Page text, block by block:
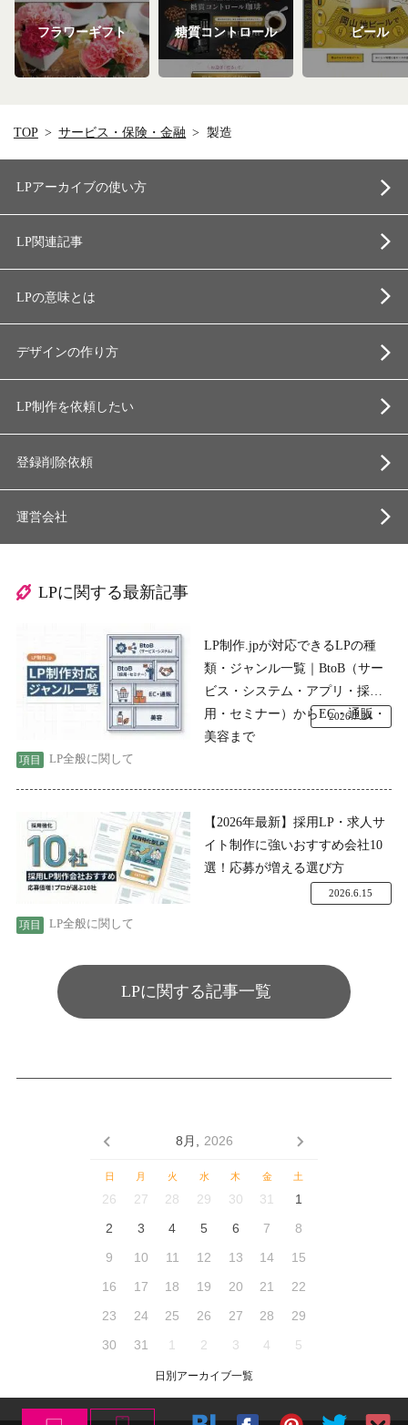
フラワーギフト 糖質コントロール ビール
TOP サービス・保険・金融 製造
LPアーカイブの使い方
LP関連記事
LPの意味とは
デザインの作り方
LP制作を依頼したい
登録削除依頼
運営会社
LPに関する最新記事
LP制作.jpが対応できるLPの種
類・ジャンル一覧｜BtoB（サー
ビス・システム・アプリ・採
用・セミナー）からEC・通販・
美容まで
LP全般に関して
2026.7.24
【2026年最新】採用LP・求人サ
イト制作に強いおすすめ会社10
選！応募が増える選び方
LP全般に関して
2026.6.15
LPに関する記事一覧
8月, 2026
日 月 火 水 木 金 土
26 27 28 29 30 31
1
2
3 4 5 6 7
8
9
10 11 12 13 14
15
16
17 18 19 20 21
22
23
24 25 26 27 28
29
30
31 1 2 3 4 5
日別アーカイブ一覧